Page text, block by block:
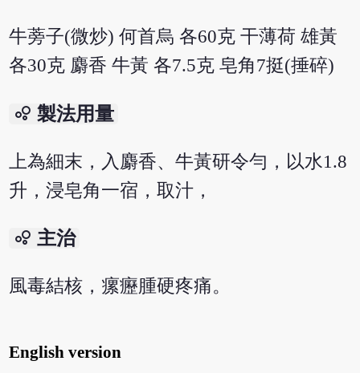
牛蒡子(微炒) 何首烏 各60克 干薄荷 雄黃
各30克 麝香 牛黃 各7.5克 皂角7挺(捶碎)
bubble_chart 製法用量
上為細末，入麝香、牛黃研令勻，以水1.8
升，浸皂角一宿，取汁，
bubble_chart 主治
風毒結核，瘰癧腫硬疼痛。
English version